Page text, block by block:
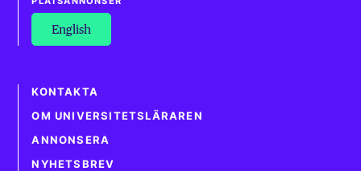
English
KONTAKTA
OM UNIVERSITETSLÄRAREN
ANNONSERA
NYHETSBREV